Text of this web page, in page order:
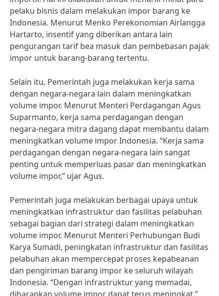
pelaku bisnis dalam melakukan impor barang ke
Indonesia. Menurut Menko Perekonomian Airlangga
Hartarto, insentif yang diberikan antara lain
pengurangan tarif bea masuk dan pembebasan pajak
impor untuk barang-barang tertentu.
Selain itu, Pemerintah juga melakukan kerja sama
dengan negara-negara lain dalam meningkatkan
volume impor. Menurut Menteri Perdagangan Agus
Suparmanto, kerja sama perdagangan dengan
negara-negara mitra dagang dapat membantu dalam
meningkatkan volume impor Indonesia. “Kerja sama
perdagangan dengan negara-negara lain sangat
penting untuk memperluas pasar dan meningkatkan
volume impor,” ujar Agus.
Pemerintah juga melakukan berbagai upaya untuk
meningkatkan infrastruktur dan fasilitas pelabuhan
sebagai bagian dari strategi dalam meningkatkan
volume impor. Menurut Menteri Perhubungan Budi
Karya Sumadi, peningkatan infrastruktur dan fasilitas
pelabuhan akan mempercepat proses kepabeanan
dan pengiriman barang impor ke seluruh wilayah
Indonesia. “Dengan infrastruktur yang memadai,